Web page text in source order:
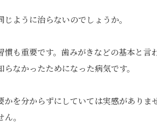
ように治らないのでしょうか。
慣も重要です。歯みがきなどの基本と言
なかったためになった病気です。
かを分からずにしていては実感があり
。